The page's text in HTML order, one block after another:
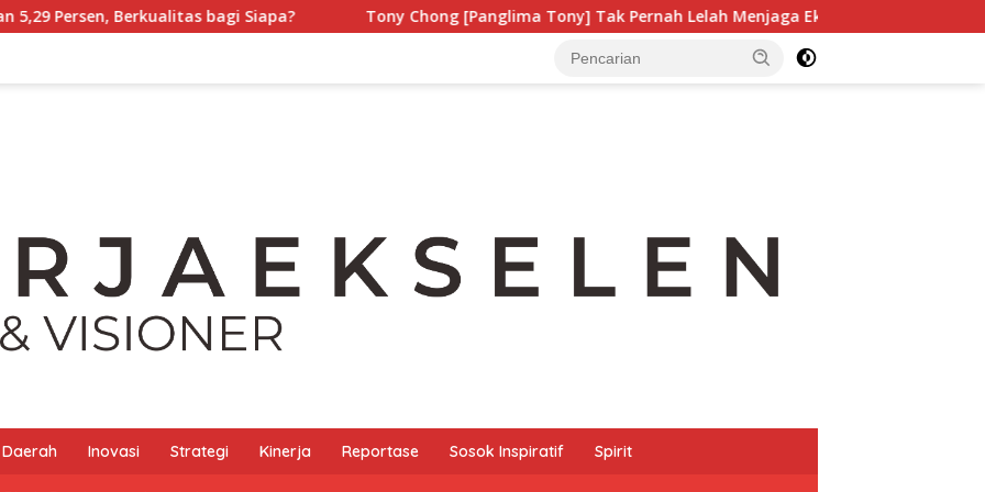
bagi Siapa? Tony Chong [Panglima Tony] Tak Pernah Lelah Menjaga Eksistensi Budaya Leluhur
Daerah Inovasi Strategi Kinerja Reportase Sosok Inspiratif Spirit